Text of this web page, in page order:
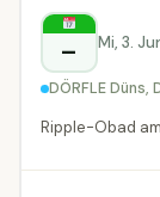
Düns
– Mi, 3.
DÖRFLE Düns,
Ripple-Obad